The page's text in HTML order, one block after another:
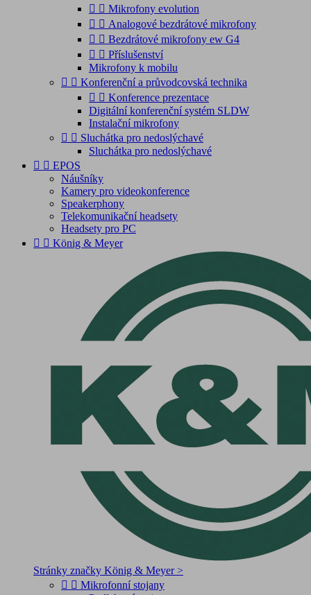
  Mikrofony evolution
  Analogové bezdrátové mikrofony
  Bezdrátové mikrofony ew G4
  Příslušenství
Mikrofony k mobilu
  Konferenční a průvodcovská technika
  Konference prezentace
Digitální konferenční systém SLDW
Instalační mikrofony
  Sluchátka pro nedoslýchavé
Sluchátka pro nedoslýchavé
  EPOS
Náušníky
Kamery pro videokonference
Speakerphony
Telekomunikační headsety
Headsety pro PC
  König & Meyer
Stránky značky König & Meyer >
  Mikrofonní stojany